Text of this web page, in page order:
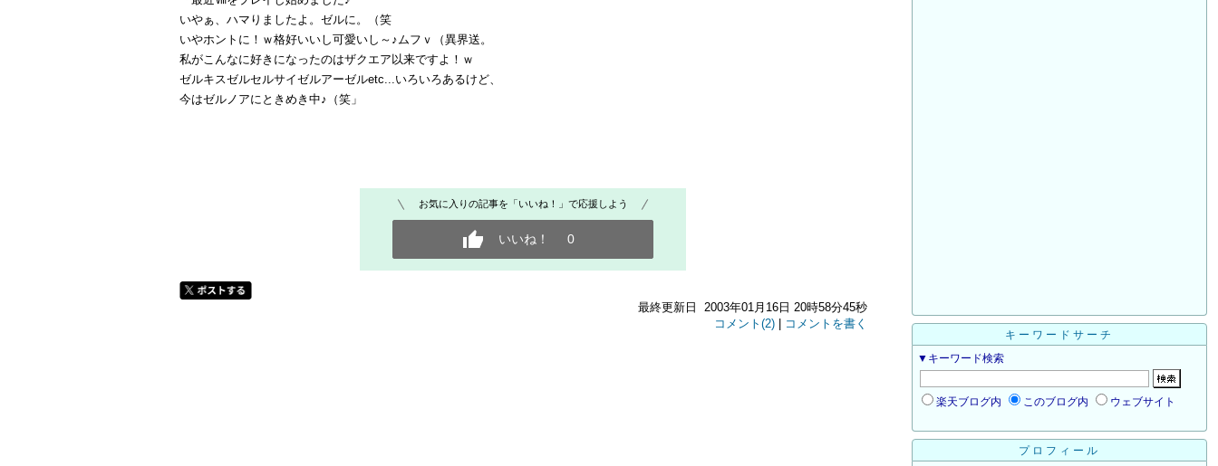
いやぁ、ハマりましたよ。ゼルに。（笑
いやホントに！ｗ格好いいし可愛いし～♪ムフｖ（異界送。
私がこんなに好きになったのはザクエア以来ですよ！ｗ
ゼルキスゼルセルサイゼルアーゼルetc...いろいろあるけど、
今はゼルノアにときめき中♪（笑」
お気に入りの記事を「いいね！」で応援しよう
いいね！ 0
最終更新日 2003年01月16日 20時58分45秒
コメント(2)| コメントを書く
キーワードサーチ
▼キーワード検索
楽天ブログ内 このブログ内 ウェブサイト
プロフィール